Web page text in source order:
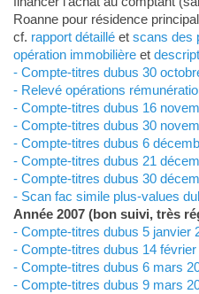
Roanne pour résidence
cf. rapport détailléet scans des
opération immobilièreet
- Compte-titres dubus 30
- Relevé opérations
- Compte-titres dubus 16
- Compte-titres dubus 30
- Compte-titres dubus 6
- Compte-titres dubus 21
- Compte-titres dubus 30
- Scan fac simile plus-values
Année 2007 (bon suivi, très
- Compte-titres dubus 5 janvier
- Compte-titres dubus 14 février
- Compte-titres dubus 6 mars
- Compte-titres dubus 9 mars